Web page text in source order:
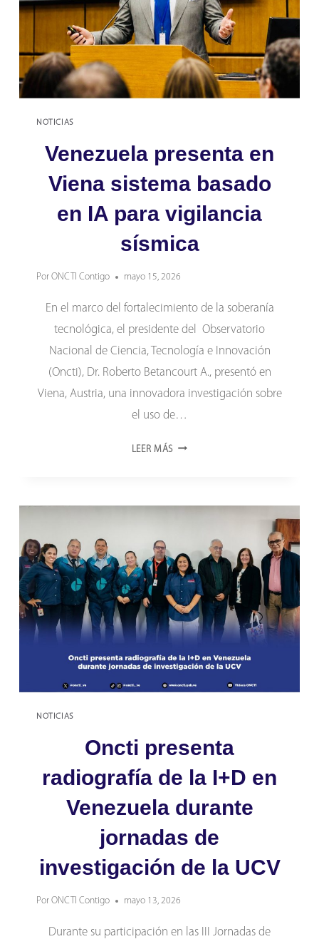
36
AÑOS
AL
SERVICIO
DE
LA
NOTICIAS
Venezuela presenta en
Viena sistema basado
en IA para vigilancia
sísmica
Por ONCTI Contigo mayo 15, 2026
En el marco del fortalecimiento de la soberanía
tecnológica, el presidente del Observatorio
Nacional de Ciencia, Tecnología e Innovación
(Oncti), Dr. Roberto Betancourt A., presentó en
Viena, Austria, una innovadora investigación sobre
el uso de…
LEER MÁS VENEZUELA
IA
PARA
VIGILANCIA
SÍSMICA
NOTICIAS
Oncti presenta
radiografía de la I+D en
Venezuela durante
jornadas de
investigación de la UCV
Por ONCTI Contigo mayo 13, 2026
Durante su participación en las III Jornadas de